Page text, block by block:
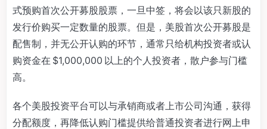
式预购首次公开募股股票，一旦中签，将会以该只新股的
发行价购买一定数量的股票。但是，美股首次公开募股是
配售制，并无公开认购的环节，通常只给机构投资者或认
购资金在 $1,000,000 以上的个人投资者，散户参与门槛
高。
各个美股投资平台可以与承销商或者上市公司沟通，获得
分配额度，再降低认购门槛提供给普通投资者进行网上申